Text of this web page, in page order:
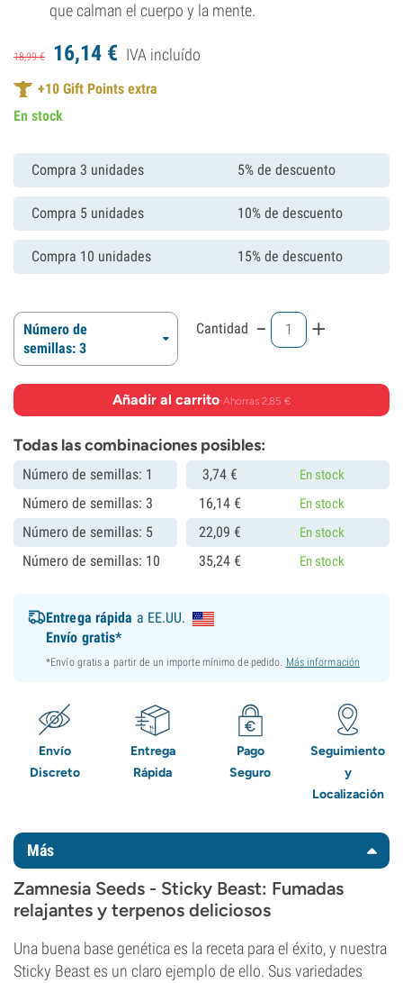
que calman el cuerpo y la mente.
18,99€ 16,14 € IVA incluído
+10 Gift Points extra
En stock
Compra 3 unidades 5% de descuento
Compra 5 unidades 10% de descuento
Compra 10 unidades 15% de descuento
Número de
semillas: 3
Cantidad - +
Añadir al carrito·Ahorras 2,85 €
Todas las combinaciones posibles:
Número de semillas: 1 3,74 € En stock
Número de semillas: 3 16,14 € En stock
Número de semillas: 5 22,09 € En stock
Número de semillas: 10 35,24 € En stock
Entrega rápida a EE.UU.
Envío gratis*
*Envío gratis a partir de un importe mínimo de pedido. Más información
Envío
Discreto
Entrega
Rápida
Pago
Seguro
Seguimiento
y
Localización
Más
Zamnesia Seeds - Sticky Beast: Fumadas
relajantes y terpenos deliciosos
Una buena base genética es la receta para el éxito, y nuestra
Sticky Beast es un claro ejemplo de ello. Sus variedades